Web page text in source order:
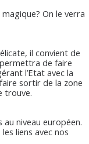
magique? On le verra
il convient de
de faire
l’Etat avec la
sortir de la zone
trouve.
au niveau européen.
liens avec nos